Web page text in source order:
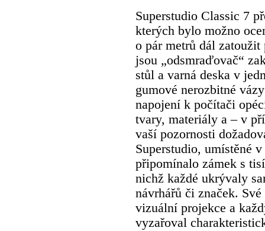
Superstudio Classic 7
kterých bylo možno
o pár metrů dál
jsou „odsmraďovač“
stůl a varná deska v
gumové nerozbitné
napojení k počítači
tvary, materiály a – v
vaší pozornosti
Superstudio, umístěné
připomínalo zámek s
nichž každé ukrývaly
návrhářů či značek.
vizuální projekce a
vyzařoval